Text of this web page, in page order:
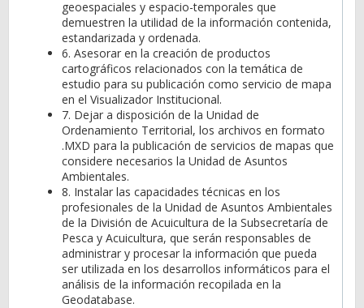
geoespaciales y espacio-temporales que
demuestren la utilidad de la información contenida,
estandarizada y ordenada.
6. Asesorar en la creación de productos
cartográficos relacionados con la temática de
estudio para su publicación como servicio de mapa
en el Visualizador Institucional.
7. Dejar a disposición de la Unidad de
Ordenamiento Territorial, los archivos en formato
.MXD para la publicación de servicios de mapas que
considere necesarios la Unidad de Asuntos
Ambientales.
8. Instalar las capacidades técnicas en los
profesionales de la Unidad de Asuntos Ambientales
de la División de Acuicultura de la Subsecretaría de
Pesca y Acuicultura, que serán responsables de
administrar y procesar la información que pueda
ser utilizada en los desarrollos informáticos para el
análisis de la información recopilada en la
Geodatabase.